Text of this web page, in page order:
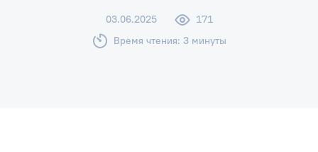
03.06.2025
171
Время чтения: 3 минуты